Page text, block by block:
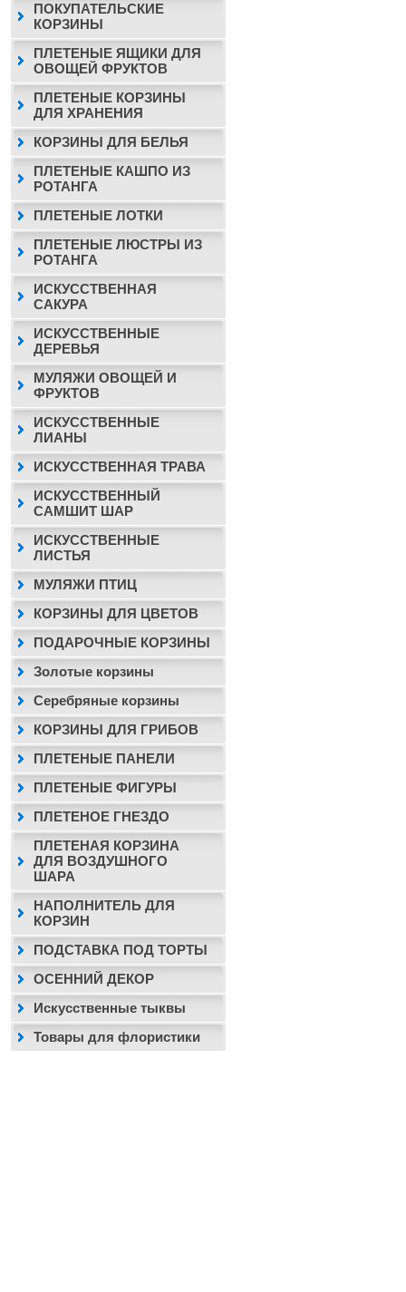
ПОКУПАТЕЛЬСКИЕ
КОРЗИНЫ
ПЛЕТЕНЫЕ ЯЩИКИ ДЛЯ
ОВОЩЕЙ ФРУКТОВ
ПЛЕТЕНЫЕ КОРЗИНЫ
ДЛЯ ХРАНЕНИЯ
КОРЗИНЫ ДЛЯ БЕЛЬЯ
ПЛЕТЕНЫЕ КАШПО ИЗ
РОТАНГА
ПЛЕТЕНЫЕ ЛОТКИ
ПЛЕТЕНЫЕ ЛЮСТРЫ ИЗ
РОТАНГА
ИСКУССТВЕННАЯ
САКУРА
ИСКУССТВЕННЫЕ
ДЕРЕВЬЯ
МУЛЯЖИ ОВОЩЕЙ И
ФРУКТОВ
ИСКУССТВЕННЫЕ
ЛИАНЫ
ИСКУССТВЕННАЯ ТРАВА
ИСКУССТВЕННЫЙ
САМШИТ ШАР
ИСКУССТВЕННЫЕ
ЛИСТЬЯ
МУЛЯЖИ ПТИЦ
КОРЗИНЫ ДЛЯ ЦВЕТОВ
ПОДАРОЧНЫЕ КОРЗИНЫ
Золотые корзины
Серебряные корзины
КОРЗИНЫ ДЛЯ ГРИБОВ
ПЛЕТЕНЫЕ ПАНЕЛИ
ПЛЕТЕНЫЕ ФИГУРЫ
ПЛЕТЕНОЕ ГНЕЗДО
ПЛЕТЕНАЯ КОРЗИНА
ДЛЯ ВОЗДУШНОГО
ШАРА
НАПОЛНИТЕЛЬ ДЛЯ
КОРЗИН
ПОДСТАВКА ПОД ТОРТЫ
ОСЕННИЙ ДЕКОР
Искусственные тыквы
Товары для флористики